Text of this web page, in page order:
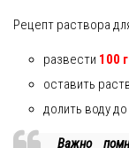
Рецепт раствора
развести 100 г
оставить
долить воду
Важно